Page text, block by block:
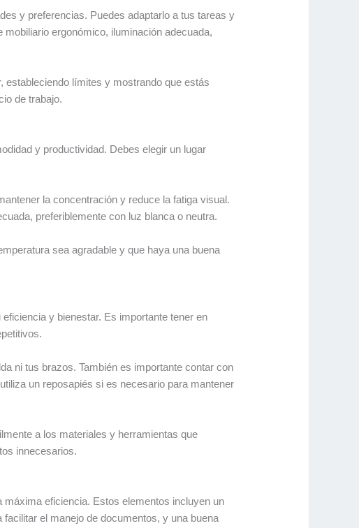
y preferencias. Puedes adaptarlo a tus tareas y
ergonómico, iluminación adecuada,
estableciendo límites y mostrando que estás
de trabajo.
y productividad. Debes elegir un lugar
la concentración y reduce la fatiga visual.
preferiblemente con luz blanca o neutra.
sea agradable y que haya una buena
y bienestar. Es importante tener en
ni tus brazos. También es importante contar con
un reposapiés si es necesario para mantener
a los materiales y herramientas que
innecesarios.
eficiencia. Estos elementos incluyen un
el manejo de documentos, y una buena